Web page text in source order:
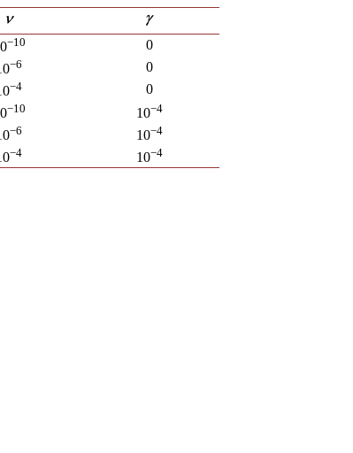
−10
0
−6
0
−4
0
−10 10−4
−6 10−4
−4 10−4